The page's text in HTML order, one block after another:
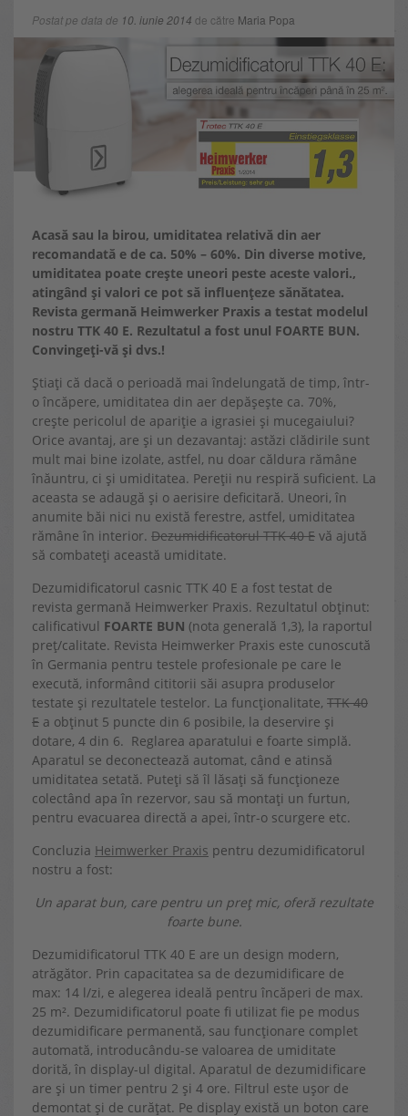
Postat pe data de 10. iunie 2014 de către Maria Popa
Acasă sau la birou, umiditatea relativă din aer
recomandată e de ca. 50% – 60%. Din diverse motive,
umiditatea poate crește uneori peste aceste valori.,
atingând și valori ce pot să influențeze sănătatea.
Revista germană Heimwerker Praxis a testat modelul
nostru TTK 40 E. Rezultatul a fost unul FOARTE BUN.
Convingeți-vă și dvs.!
Știați că dacă o perioadă mai îndelungată de timp, într-
o încăpere, umiditatea din aer depășește ca. 70%,
crește pericolul de apariție a igrasiei și mucegaiului?
Orice avantaj, are și un dezavantaj: astăzi clădirile sunt
mult mai bine izolate, astfel, nu doar căldura rămâne
înăuntru, ci și umiditatea. Pereții nu respiră suficient. La
aceasta se adaugă și o aerisire deficitară. Uneori, în
anumite băi nici nu există ferestre, astfel, umiditatea
rămâne în interior. Dezumidificatorul TTK 40 E vă ajută
să combateți această umiditate.
Dezumidificatorul casnic TTK 40 E a fost testat de
revista germană Heimwerker Praxis. Rezultatul obținut:
calificativul FOARTE BUN (nota generală 1,3), la raportul
preț/calitate. Revista Heimwerker Praxis este cunoscută
în Germania pentru testele profesionale pe care le
execută, informând cititorii săi asupra produselor
testate și rezultatele testelor. La funcționalitate, TTK 40
E a obținut 5 puncte din 6 posibile, la deservire și
dotare, 4 din 6. Reglarea aparatului e foarte simplă.
Aparatul se deconectează automat, când e atinsă
umiditatea setată. Puteți să îl lăsați să funcționeze
colectând apa în rezervor, sau să montați un furtun,
pentru evacuarea directă a apei, într-o scurgere etc.
Concluzia Heimwerker Praxis pentru dezumidificatorul
nostru a fost:
Un aparat bun, care pentru un preț mic, oferă rezultate
foarte bune.
Dezumidificatorul TTK 40 E are un design modern,
atrăgător. Prin capacitatea sa de dezumidificare de
max: 14 l/zi, e alegerea ideală pentru încăperi de max.
25 m². Dezumidificatorul poate fi utilizat fie pe modus
dezumidificare permanentă, sau funcționare complet
automată, introducându-se valoarea de umiditate
dorită, în display-ul digital. Aparatul de dezumidificare
are și un timer pentru 2 și 4 ore. Filtrul este ușor de
demontat și de curățat. Pe display există un boton care